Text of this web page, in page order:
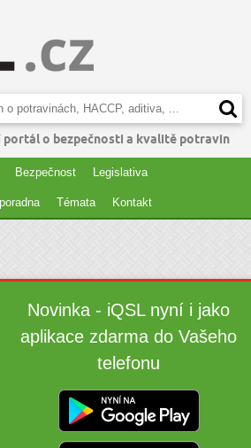
o bezpečnosti a kvalitě potravin
Bezpečnost Legislativa
Témata Kontakt
Novinka - iQSL nyní i jako
aplikace zdarma do Vašeho
telefonu